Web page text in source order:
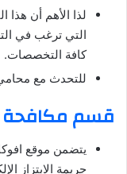
لذا الأهم أن
التي ترغب في
كافة التخصصات.
للتحدث مع
قسم مكافحة
يتضمن موقع
جريمة الابتزاز